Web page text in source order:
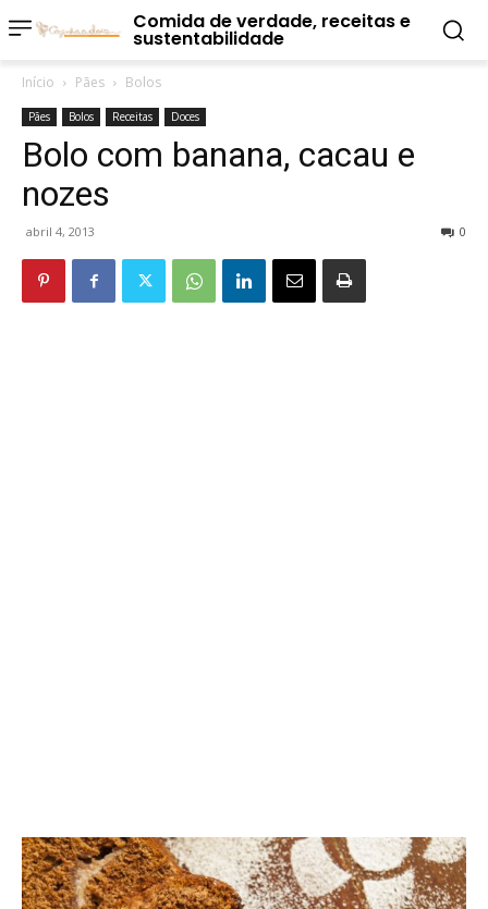
Comida de verdade, receitas e
sustentabilidade
Início Pães Bolos
Pães Bolos Receitas Doces
Bolo com banana, cacau e
nozes
abril 4, 2013 0